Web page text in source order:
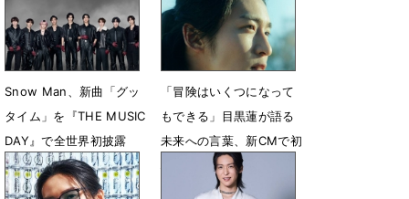
7月30日 06時00分 7月24日 18時10分
Snow Man、新曲「グッ
タイム」を『THE MUSIC
DAY』で全世界初披露
7月4日 22時00分
「冒険はいくつになって
もできる」目黒蓮が語る
未来への言葉、新CMで初
7月1日 13時10分